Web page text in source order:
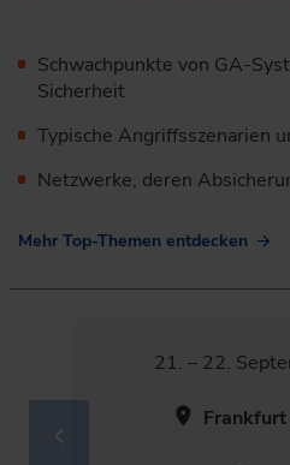
Schwachpunkte von GA-
Sicherheit
Typische Angriffsszenarien
Netzwerke, deren
Mehr Top-Themen entdecken
21. – 22.